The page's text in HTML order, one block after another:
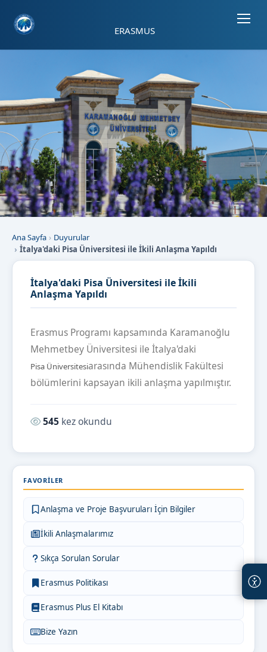
ERASMUS
Ana Sayfa
Duyurular
İtalya'daki Pisa Üniversitesi ile İkili Anlaşma Yapıldı
İtalya'daki Pisa Üniversitesi ile İkili
Anlaşma Yapıldı
Erasmus Programı kapsamında Karamanoğlu
Mehmetbey Üniversitesi ile İtalya'daki
Pisa Üniversitesiarasında Mühendislik Fakültesi
bölümlerini kapsayan ikili anlaşma yapılmıştır.
Okunma sayısı:
545 kez okundu
FAVORILER
Anlaşma ve Proje Başvuruları İçin Bilgiler
İkili Anlaşmalarımız
Sıkça Sorulan Sorular
Erasmus Politikası
Erasmus Plus El Kitabı
Bize Yazın